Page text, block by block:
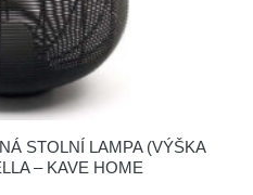
STOLNÍ LAMPA (VÝŠKA
– KAVE HOME